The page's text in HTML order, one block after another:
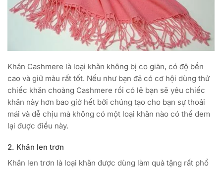
Khăn Cashmere là loại khăn không bị co giãn, có độ bền
cao và giữ màu rất tốt. Nếu như bạn đã có cơ hội dùng thử
chiếc khăn choàng Cashmere rồi có lẽ bạn sẽ yêu chiếc
khăn này hơn bao giờ hết bởi chúng tạo cho bạn sự thoải
mái và dễ chịu mà không có một loại khăn nào có thể đem
lại được điều này.
2. Khăn len trơn
Khăn len trơn là loại khăn được dùng làm quà tặng rất phổ